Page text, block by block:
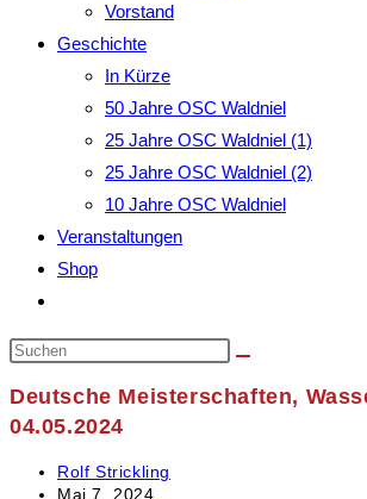
Vorstand
Geschichte
In Kürze
50 Jahre OSC Waldniel
25 Jahre OSC Waldniel (1)
25 Jahre OSC Waldniel (2)
10 Jahre OSC Waldniel
Veranstaltungen
Shop
umschalten
Deutsche Meisterschaften,
04.05.2024
Beitrags-
Autor:
Rolf Strickling
Beitrag
Mai 7, 2024